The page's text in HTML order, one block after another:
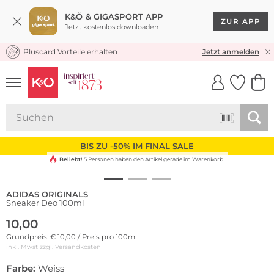
K&Ö & GIGASPORT APP
Jetzt kostenlos downloaden
ZUR APP
KOSTENLOSER VERSAND* & RÜCKVERSAND
Pluscard Vorteile erhalten Jetzt anmelden
UNSERE APP
CLICK &
BIS ZU -50% IM FINAL SALE
Beliebt! 5 Personen haben den Artikel gerade im Warenkorb
ADIDAS ORIGINALS
Sneaker Deo 100ml
10,00
Grundpreis: € 10,00 / Preis pro 100ml
inkl. Mwst zzgl. Versandkosten
Farbe: Weiss